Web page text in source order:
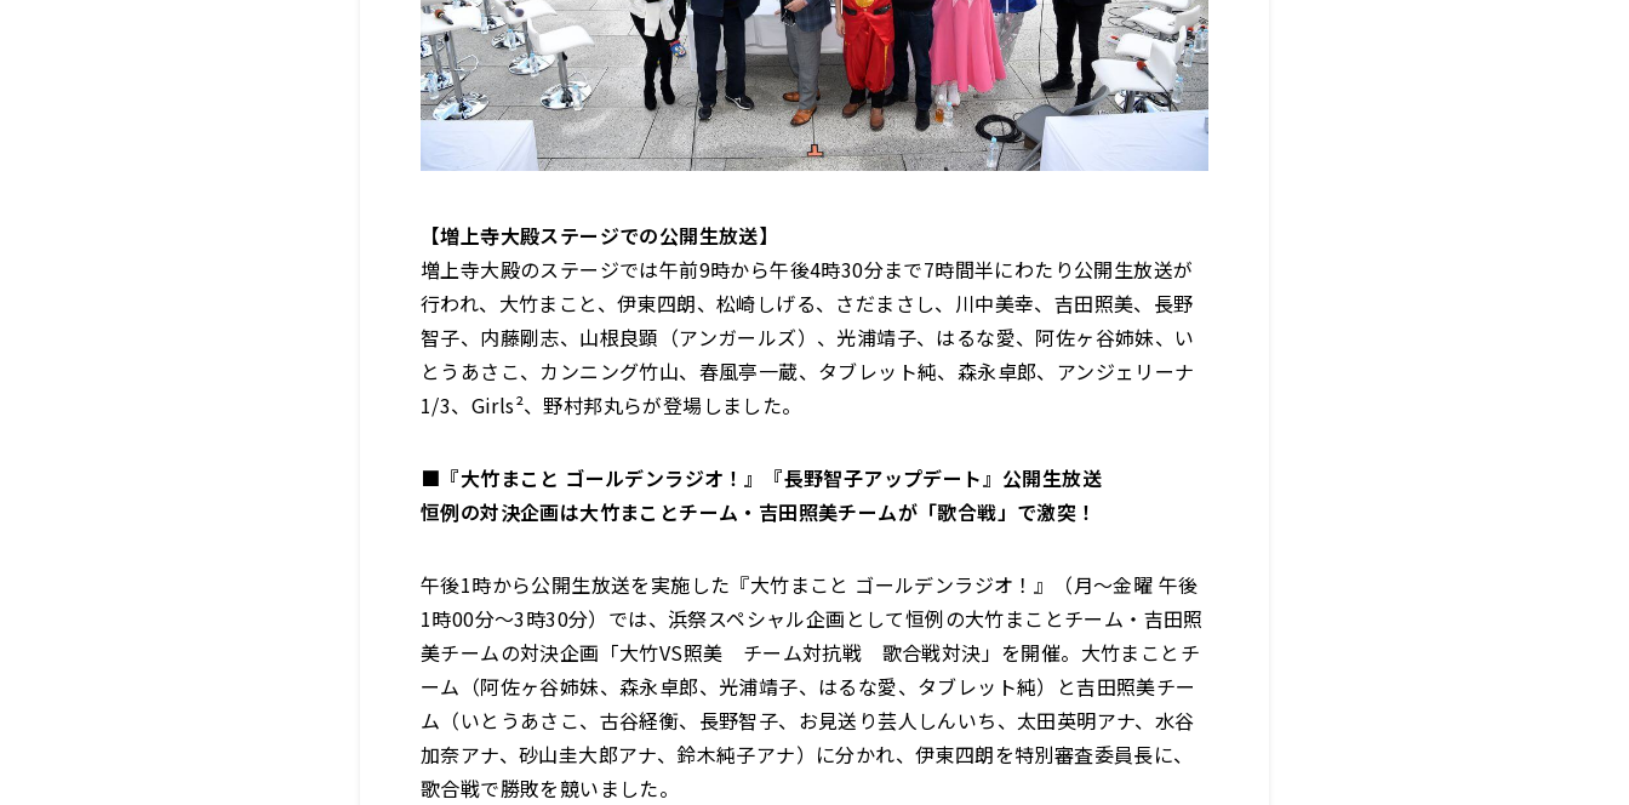
【増上寺大殿ステージでの公開生放送】
増上寺大殿のステージでは午前9時から午後4時30分まで7時間半にわたり公開生放送が
行われ、大竹まこと、伊東四朗、松崎しげる、さだまさし、川中美幸、吉田照美、長野
智子、内藤剛志、山根良顕（アンガールズ）、光浦靖子、はるな愛、阿佐ヶ谷姉妹、い
とうあさこ、カンニング竹山、春風亭一蔵、タブレット純、森永卓郎、アンジェリーナ
1/3、Girls²、野村邦丸らが登場しました。
■『大竹まこと ゴールデンラジオ！』『長野智子アップデート』公開生放送
恒例の対決企画は大竹まことチーム・吉田照美チームが「歌合戦」で激突！
午後1時から公開生放送を実施した『大竹まこと ゴールデンラジオ！』（月〜金曜 午後
1時00分〜3時30分）では、浜祭スペシャル企画として恒例の大竹まことチーム・吉田照
美チームの対決企画「大竹VS照美 チーム対抗戦 歌合戦対決」を開催。大竹まことチ
ーム（阿佐ヶ谷姉妹、森永卓郎、光浦靖子、はるな愛、タブレット純）と吉田照美チー
ム（いとうあさこ、古谷経衡、長野智子、お見送り芸人しんいち、太田英明アナ、水谷
加奈アナ、砂山圭大郎アナ、鈴木純子アナ）に分かれ、伊東四朗を特別審査委員長に、
歌合戦で勝敗を競いました。